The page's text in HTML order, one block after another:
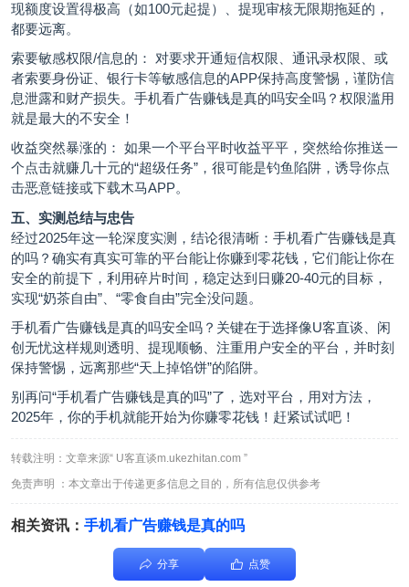
现额度设置得极高（如100元起提）、提现审核无限期拖延的，
都要远离。
索要敏感权限/信息的： 对要求开通短信权限、通讯录权限、或
者索要身份证、银行卡等敏感信息的APP保持高度警惕，谨防信
息泄露和财产损失。手机看广告赚钱是真的吗安全吗？权限滥用
就是最大的不安全！
收益突然暴涨的： 如果一个平台平时收益平平，突然给你推送一
个点击就赚几十元的“超级任务”，很可能是钓鱼陷阱，诱导你点
击恶意链接或下载木马APP。
五、实测总结与忠告
经过2025年这一轮深度实测，结论很清晰：手机看广告赚钱是真
的吗？确实有真实可靠的平台能让你赚到零花钱，它们能让你在
安全的前提下，利用碎片时间，稳定达到日赚20-40元的目标，
实现“奶茶自由”、“零食自由”完全没问题。
手机看广告赚钱是真的吗安全吗？关键在于选择像U客直谈、闲
创无忧这样规则透明、提现顺畅、注重用户安全的平台，并时刻
保持警惕，远离那些“天上掉馅饼”的陷阱。
别再问“手机看广告赚钱是真的吗”了，选对平台，用对方法，
2025年，你的手机就能开始为你赚零花钱！赶紧试试吧！
转载注明：文章来源“ U客直谈m.ukezhitan.com ”
免责声明 ：本文章出于传递更多信息之目的，所有信息仅供参考
相关资讯： 手机看广告赚钱是真的吗
分享 点赞